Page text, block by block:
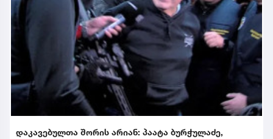
დაკავებულთა შორის არიან: პაატა ბურჭულაძე,